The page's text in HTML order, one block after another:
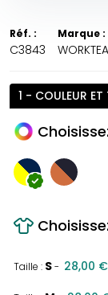
Réf. :
C3843
Marque :
1 - COULEUR ET
Taille : S- 28,00 €